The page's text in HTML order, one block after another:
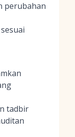
perubahan
tadbir